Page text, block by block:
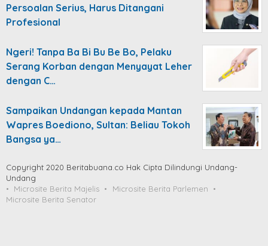
Persoalan Serius, Harus Ditangani
Profesional
Ngeri! Tanpa Ba Bi Bu Be Bo, Pelaku
Serang Korban dengan Menyayat Leher
dengan C…
Sampaikan Undangan kepada Mantan
Wapres Boediono, Sultan: Beliau Tokoh
Bangsa ya…
Copyright 2020 Beritabuana.co Hak Cipta Dilindungi Undang-
Undang
Microsite Berita Majelis
Microsite Berita Parlemen
Microsite Berita Senator